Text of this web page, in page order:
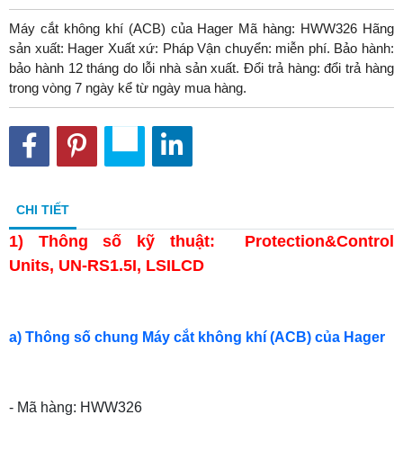
Máy cắt không khí (ACB) của Hager Mã hàng: HWW326 Hãng
sản xuất: Hager Xuất xứ: Pháp Vận chuyển: miễn phí. Bảo hành:
bảo hành 12 tháng do lỗi nhà sản xuất. Đổi trả hàng: đổi trả hàng
trong vòng 7 ngày kể từ ngày mua hàng.
CHI TIẾT
1) Thông số kỹ thuật: Protection&Control
Units, UN-RS1.5I, LSILCD
a) Thông số chung Máy cắt không khí (ACB) của Hager
- Mã hàng: HWW326